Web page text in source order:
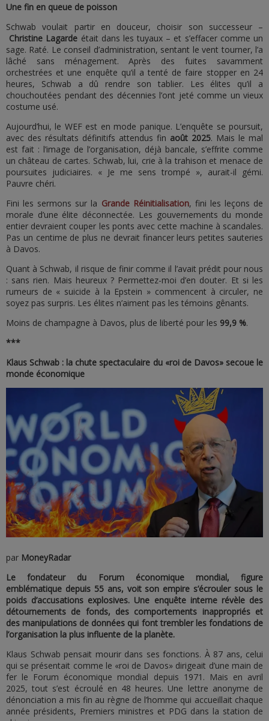
Une fin en queue de poisson
Schwab voulait partir en douceur, choisir son successeur –
Christine Lagarde était dans les tuyaux – et s’effacer comme un
sage. Raté. Le conseil d’administration, sentant le vent tourner, l’a
lâché sans ménagement. Après des fuites savamment
orchestrées et une enquête qu’il a tenté de faire stopper en 24
heures, Schwab a dû rendre son tablier. Les élites qu’il a
chouchoutées pendant des décennies l’ont jeté comme un vieux
costume usé.
Aujourd’hui, le WEF est en mode panique. L’enquête se poursuit,
avec des résultats définitifs attendus fin août 2025. Mais le mal
est fait : l’image de l’organisation, déjà bancale, s’effrite comme
un château de cartes. Schwab, lui, crie à la trahison et menace de
poursuites judiciaires. « Je me sens trompé », aurait-il gémi.
Pauvre chéri.
Fini les sermons sur la Grande Réinitialisation, fini les leçons de
morale d’une élite déconnectée. Les gouvernements du monde
entier devraient couper les ponts avec cette machine à scandales.
Pas un centime de plus ne devrait financer leurs petites sauteries
à Davos.
Quant à Schwab, il risque de finir comme il l’avait prédit pour nous
: sans rien. Mais heureux ? Permettez-moi d’en douter. Et si les
rumeurs de « suicide à la Epstein » commencent à circuler, ne
soyez pas surpris. Les élites n’aiment pas les témoins gênants.
Moins de champagne à Davos, plus de liberté pour les 99,9 %.
***
Klaus Schwab : la chute spectaculaire du «roi de Davos» secoue le
monde économique
par MoneyRadar
Le fondateur du Forum économique mondial, figure
emblématique depuis 55 ans, voit son empire s’écrouler sous le
poids d’accusations explosives. Une enquête interne révèle des
détournements de fonds, des comportements inappropriés et
des manipulations de données qui font trembler les fondations de
l’organisation la plus influente de la planète.
Klaus Schwab pensait mourir dans ses fonctions. À 87 ans, celui
qui se présentait comme le «roi de Davos» dirigeait d’une main de
fer le Forum économique mondial depuis 1971. Mais en avril
2025, tout s’est écroulé en 48 heures. Une lettre anonyme de
dénonciation a mis fin au règne de l’homme qui accueillait chaque
année présidents, Premiers ministres et PDG dans la station de